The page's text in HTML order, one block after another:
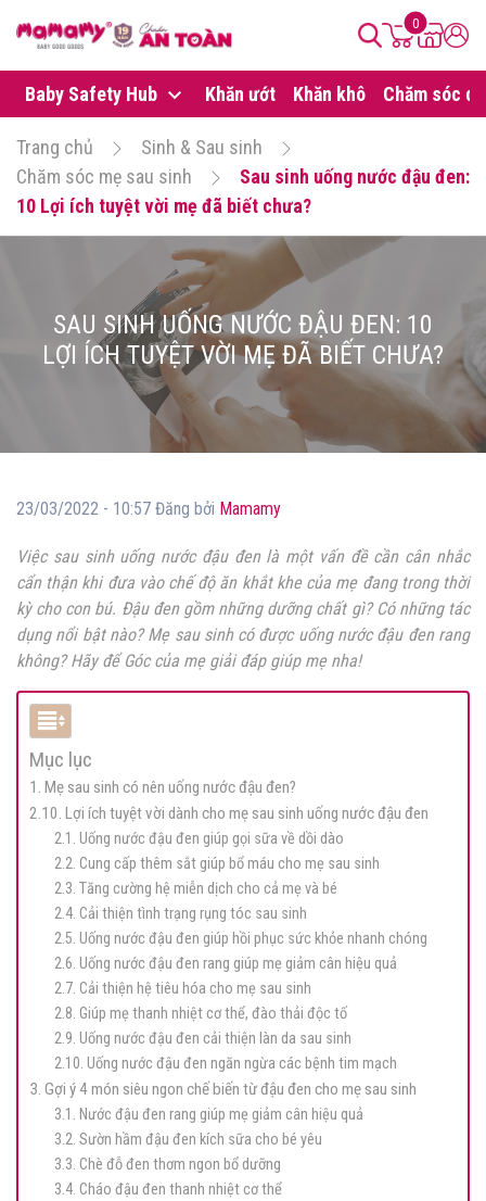
0
Baby Safety Hub Khăn ướt Khăn khô Chăm sóc da
Trang chủ
Sinh & Sau sinh
Chăm sóc mẹ sau sinh
Sau sinh uống nước đậu đen:
10 Lợi ích tuyệt vời mẹ đã biết chưa?
SAU SINH UỐNG NƯỚC ĐẬU ĐEN: 10
LỢI ÍCH TUYỆT VỜI MẸ ĐÃ BIẾT CHƯA?
23/03/2022 - 10:57 Đăng bởi Mamamy
Việc sau sinh uống nước đậu đenlà một vấn đề cần cân nhắc
cẩn thận khi đưa vào chế độ ăn khắt khe của mẹ đang trong thời
kỳ cho con bú. Đậu đen gồm những dưỡng chất gì? Có những tác
dụng nổi bật nào? Mẹ sau sinh có được uống nước đậu đen rang
không? Hãy để Góc của mẹ giải đáp giúp mẹ nha!
Mục lục
1. Mẹ sau sinh có nên uống nước đậu đen?
2.10. Lợi ích tuyệt vời dành cho mẹ sau sinh uống nước đậu đen
2.1. Uống nước đậu đen giúp gọi sữa về dồi dào
2.2. Cung cấp thêm sắt giúp bổ máu cho mẹ sau sinh
2.3. Tăng cường hệ miễn dịch cho cả mẹ và bé
2.4. Cải thiện tình trạng rụng tóc sau sinh
2.5. Uống nước đậu đen giúp hồi phục sức khỏe nhanh chóng
2.6. Uống nước đậu đen rang giúp mẹ giảm cân hiệu quả
2.7. Cải thiện hệ tiêu hóa cho mẹ sau sinh
2.8. Giúp mẹ thanh nhiệt cơ thể, đào thải độc tố
2.9. Uống nước đậu đen cải thiện làn da sau sinh
2.10. Uống nước đậu đen ngăn ngừa các bệnh tim mạch
3. Gợi ý 4 món siêu ngon chế biến từ đậu đen cho mẹ sau sinh
3.1. Nước đậu đen rang giúp mẹ giảm cân hiệu quả
3.2. Sườn hầm đậu đen kích sữa cho bé yêu
3.3. Chè đỗ đen thơm ngon bổ dưỡng
3.4. Cháo đậu đen thanh nhiệt cơ thể